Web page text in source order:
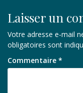
Laisser un
Votre adresse e-mail
obligatoires sont
Commentaire *